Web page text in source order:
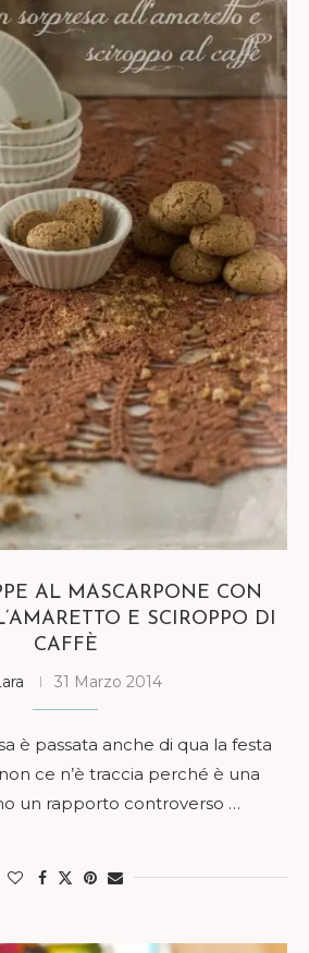
AL MASCARPONE CON
E SCIROPPO DI
CAFFÈ
31 Marzo 2014
è passata anche di qua la festa
ce n’è traccia perché è una
un rapporto controverso …